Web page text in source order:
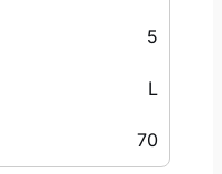
5
L
70